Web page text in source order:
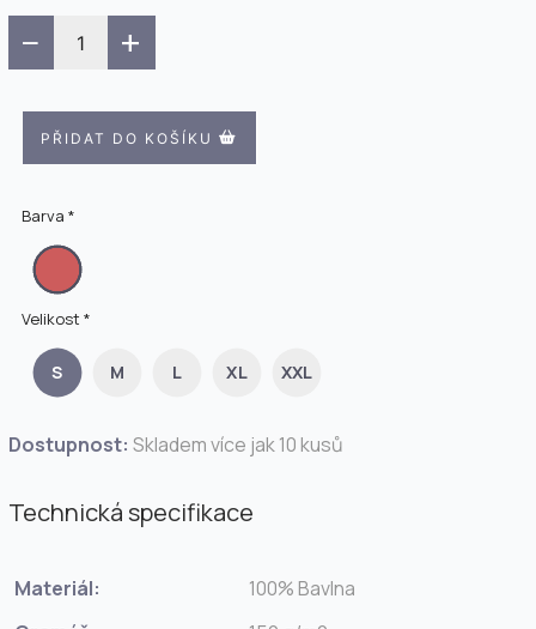
−
+
PŘIDAT DO KOŠÍKU
Barva *
Velikost *
S M L XL XXL
Dostupnost: Skladem více jak 10 kusů
Technická specifikace
Materiál:
100% Bavlna